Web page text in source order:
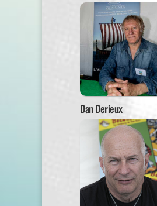
Dan Derieux